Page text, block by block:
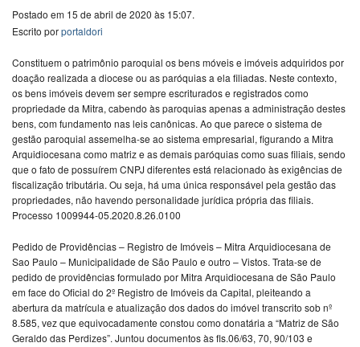
Postado em 15 de abril de 2020 às 15:07.
Escrito porportaldori
Constituem o patrimônio paroquial os bens móveis e imóveis adquiridos por
doação realizada a diocese ou as paróquias a ela filiadas. Neste contexto,
os bens imóveis devem ser sempre escriturados e registrados como
propriedade da Mitra, cabendo às paroquias apenas a administração destes
bens, com fundamento nas leis canônicas. Ao que parece o sistema de
gestão paroquial assemelha-se ao sistema empresarial, figurando a Mitra
Arquidiocesana como matriz e as demais paróquias como suas filiais, sendo
que o fato de possuírem CNPJ diferentes está relacionado às exigências de
fiscalização tributária. Ou seja, há uma única responsável pela gestão das
propriedades, não havendo personalidade jurídica própria das filiais.
Processo 1009944-05.2020.8.26.0100
Pedido de Providências – Registro de Imóveis – Mitra Arquidiocesana de
Sao Paulo – Municipalidade de São Paulo e outro – Vistos. Trata-se de
pedido de providências formulado por Mitra Arquidiocesana de São Paulo
em face do Oficial do 2º Registro de Imóveis da Capital, pleiteando a
abertura da matrícula e atualização dos dados do imóvel transcrito sob nº
8.585, vez que equivocadamente constou como donatária a “Matriz de São
Geraldo das Perdizes”. Juntou documentos às fls.06/63, 70, 90/103 e